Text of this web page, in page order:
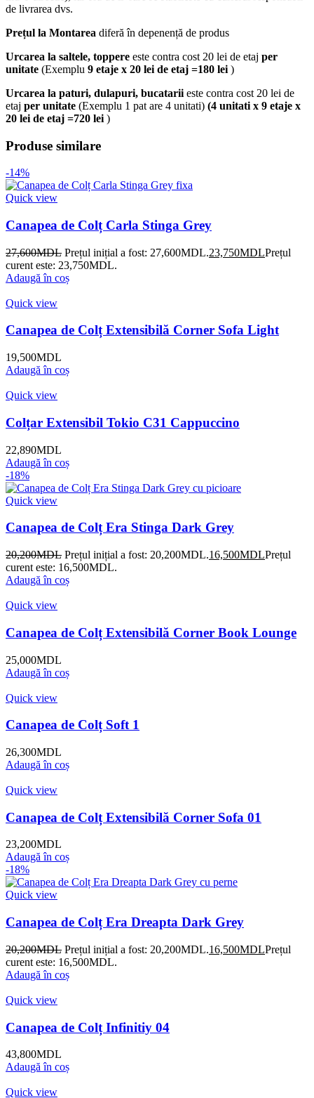
de livrarea dvs.
Prețul la Montarea diferă în depenență de produs
Urcarea la saltele, toppere este contra cost 20 lei de etaj per
unitate (Exemplu 9 etaje x 20 lei de etaj =180 lei )
Urcarea la paturi, dulapuri, bucatarii este contra cost 20 lei de
etaj per unitate (Exemplu 1 pat are 4 unitati) (4 unitati x 9 etaje x
20 lei de etaj =720 lei )
Produse similare
-14%
Quick view
Canapea de Colț Carla Stinga Grey
27,600MDL Prețul inițial a fost: 27,600MDL.23,750MDLPrețul
curent este: 23,750MDL.
Adaugă în coș
Quick view
Canapea de Colț Extensibilă Corner Sofa Light
19,500MDL
Adaugă în coș
Quick view
Colțar Extensibil Tokio C31 Cappuccino
22,890MDL
Adaugă în coș
-18%
Quick view
Canapea de Colț Era Stinga Dark Grey
20,200MDL Prețul inițial a fost: 20,200MDL.16,500MDLPrețul
curent este: 16,500MDL.
Adaugă în coș
Quick view
Canapea de Colț Extensibilă Corner Book Lounge
25,000MDL
Adaugă în coș
Quick view
Canapea de Colț Soft 1
26,300MDL
Adaugă în coș
Quick view
Canapea de Colț Extensibilă Corner Sofa 01
23,200MDL
Adaugă în coș
-18%
Quick view
Canapea de Colț Era Dreapta Dark Grey
20,200MDL Prețul inițial a fost: 20,200MDL.16,500MDLPrețul
curent este: 16,500MDL.
Adaugă în coș
Quick view
Canapea de Colț Infinitiy 04
43,800MDL
Adaugă în coș
Quick view